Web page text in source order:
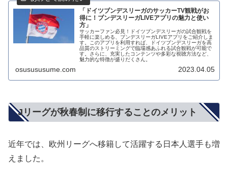
「ドイツブンデスリーガのサッカーTV観戦がお
得に！ブンデスリーガLIVEアプリの魅力と使い
方」
サッカーファン必見！ドイツブンデスリーガの試合観戦を
手軽に楽しめる、ブンデスリーガLIVEアプリをご紹介しま
す。このアプリを利用すれば、ドイツブンデスリーガを高
品質のストリーミングで臨場感あふれる試合観戦が可能で
す。さらに、充実したコンテンツや多彩な視聴方法など、
魅力的な特徴が盛りだくさん。
osusususume.com 2023.04.05
Jリーグが秋春制に移行することのメリット
近年では、欧州リーグへ移籍して活躍する日本人選手も増
えました。